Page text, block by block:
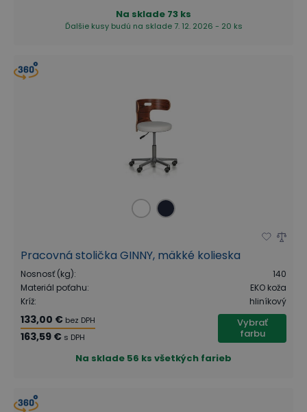
Na sklade 73 ks
Ďalšie kusy budú na sklade 7. 12. 2026 - 20 ks
Pracovná stolička GINNY, mäkké kolieska
Nosnosť (kg):
140
Materiál poťahu:
EKO koža
Kríž: hliníkový
133,00 € bez DPH
163,59 € s DPH
Vybrať
farbu
Na sklade 56 ks všetkých farieb